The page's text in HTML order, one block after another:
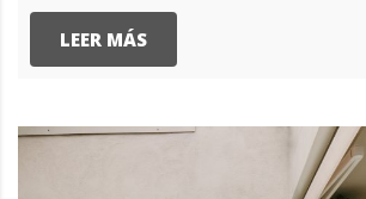
LEER MÁS